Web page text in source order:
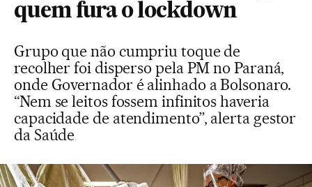
quem fura o lockdown
Grupo que não cumpriu toque de
recolher foi disperso pela PM no Paraná,
onde Governador é alinhado a Bolsonaro.
“Nem se leitos fossem infinitos haveria
capacidade de atendimento”, alerta gestor
da Saúde